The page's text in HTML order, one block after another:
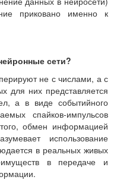
приковано именно к
сети?
не с числами, а с
для них представляется
а в виде событийного
спайков-импульсов
обмен информацией
использование
в реальных живых
в передаче и